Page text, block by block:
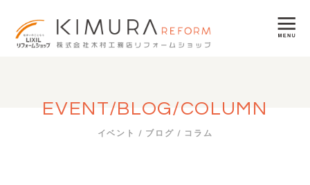
EVENT/BLOG/COLUMN
イベント / ブログ / コラム